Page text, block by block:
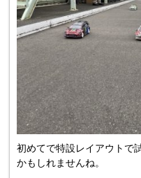
初めてで特設レイアウトで
かもしれませんね。